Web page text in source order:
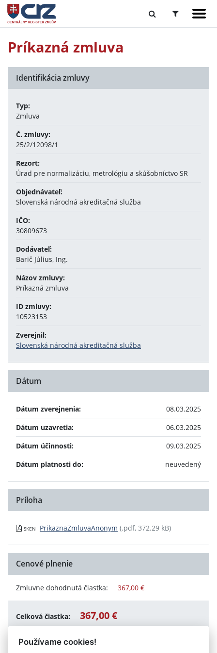
Príkazná zmluva
Identifikácia zmluvy
Typ:
Zmluva
Č. zmluvy:
25/2/12098/1
Rezort:
Úrad pre normalizáciu, metrológiu a skúšobníctvo SR
Objednávateľ:
Slovenská národná akreditačná služba
IČO:
30809673
Dodávateľ:
Barič Július, Ing.
Názov zmluvy:
Príkazná zmluva
ID zmluvy:
10523153
Zverejnil:
Slovenská národná akreditačná služba
Dátum
Dátum zverejnenia:
08.03.2025
Dátum uzavretia:
06.03.2025
Dátum účinnosti:
09.03.2025
Dátum platnosti do:
neuvedený
Príloha
SKEN PrikaznaZmluvaAnonym (.pdf, 372.29 kB)
Cenové plnenie
Zmluvne dohodnutá čiastka: 367,00 €
Celková čiastka: 367,00 €
Používame cookies!